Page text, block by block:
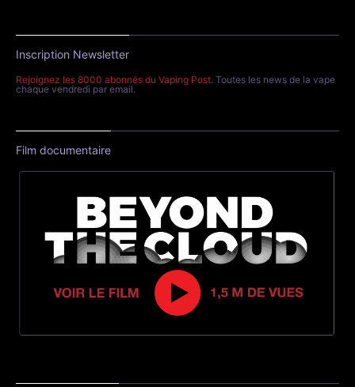
Inscription Newsletter
Rejoignez les 8000 abonnés du Vaping Post. Toutes les news de la vape
chaque vendredi par email.
Film documentaire